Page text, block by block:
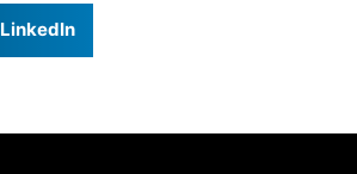
LinkedIn